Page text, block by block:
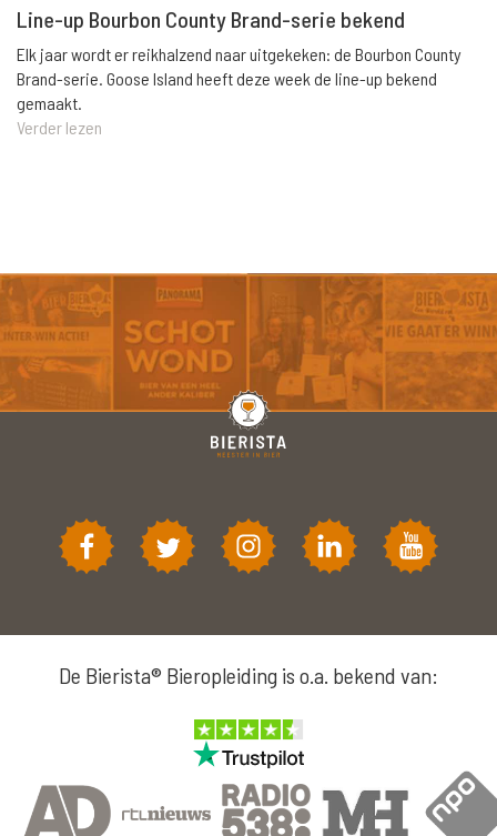
Line-up Bourbon County Brand-serie bekend
Elk jaar wordt er reikhalzend naar uitgekeken: de Bourbon County
Brand-serie. Goose Island heeft deze week de line-up bekend
gemaakt.
Verder lezen
De Bierista® Bieropleiding is o.a. bekend van: